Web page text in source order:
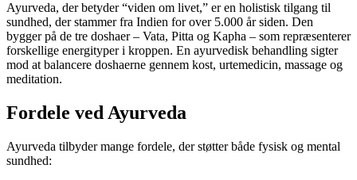
Ayurveda, der betyder “viden om livet,” er en holistisk tilgang til
sundhed, der stammer fra Indien for over 5.000 år siden. Den
bygger på de tre doshaer – Vata, Pitta og Kapha – som repræsenterer
forskellige energityper i kroppen. En ayurvedisk behandling sigter
mod at balancere doshaerne gennem kost, urtemedicin, massage og
meditation.
Fordele ved Ayurveda
Ayurveda tilbyder mange fordele, der støtter både fysisk og mental
sundhed: